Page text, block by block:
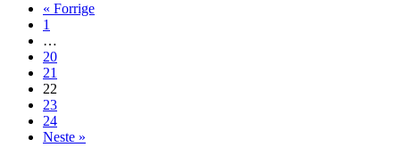
« Forrige
1
…
20
21
22
23
24
Neste »